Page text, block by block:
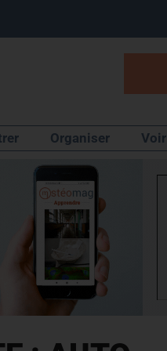
Organiser Voir